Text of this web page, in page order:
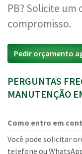
PB? Solicite
compromisso.
Pedir orçamento
PERGUNTAS
MANUTENÇÃO
Como entro em
Você pode solicitar
telefone ou